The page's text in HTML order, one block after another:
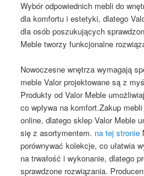
Wybór odpowiednich mebli do
dla komfortu i estetyki, dlatego
dla osób poszukujących
Meble tworzy funkcjonalne
Nowoczesne wnętrza wymagają
meble Valor projektowane są z
Produkty od Valor Meble
co wpływa na komfort.Zakup
online, dlatego sklep Valor Meble
się z asortymentem. na tej stronie
porównywać kolekcje, co ułatwia
na trwałość i wykonanie, dlatego
sprawdzone rozwiązania.